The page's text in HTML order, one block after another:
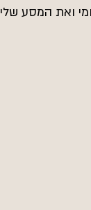
ואת המסע שלי